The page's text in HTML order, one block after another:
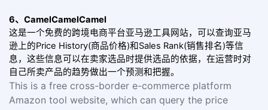
6、CamelCamelCamel
这是一个免费的跨境电商平台亚马逊工具网站，可以查询亚马
逊上的Price History(商品价格)和Sales Rank(销售排名)等信
息，这些信息可以在卖家选品时提供选品的依据，在运营时对
自己所卖产品的趋势做出一个预测和把握。
This is a free cross-border e-commerce platform
Amazon tool website, which can query the price